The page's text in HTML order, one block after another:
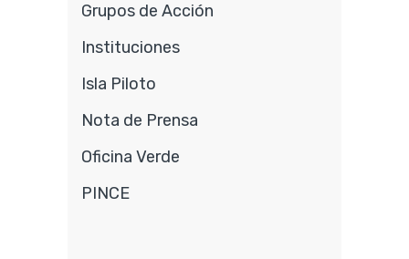
Grupos de Acción
Instituciones
Isla Piloto
Nota de Prensa
Oficina Verde
PINCE